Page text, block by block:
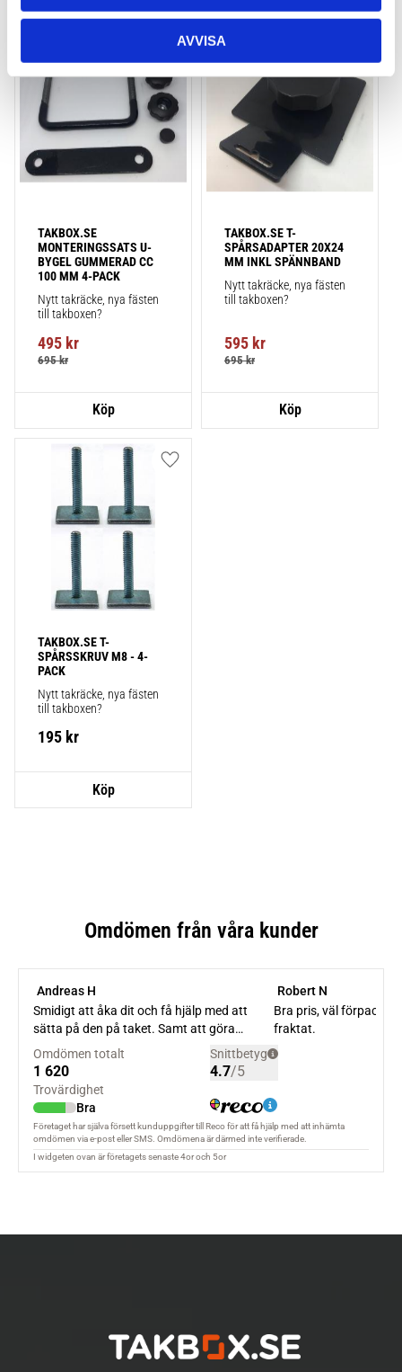
AVVISA
TAKBOX.SE
MONTERINGSSATS U-
BYGEL GUMMERAD CC
100 MM 4-PACK
Nytt takräcke, nya fästen
till takboxen?
495 kr
695kr
Lägg till i favoriter
TAKBOX.SE T-
SPÅRSADAPTER 20X24
MM INKL SPÄNNBAND
Nytt takräcke, nya fästen
till takboxen?
595 kr
695kr
Lägg
TAKBOX.SE T-
SPÅRSSKRUV M8 - 4-
PACK
Nytt takräcke, nya fästen
till takboxen?
195 kr
Lägg till i favoriter